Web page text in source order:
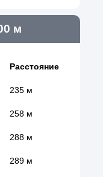
м
Расстояние
235 м
258 м
288 м
289 м